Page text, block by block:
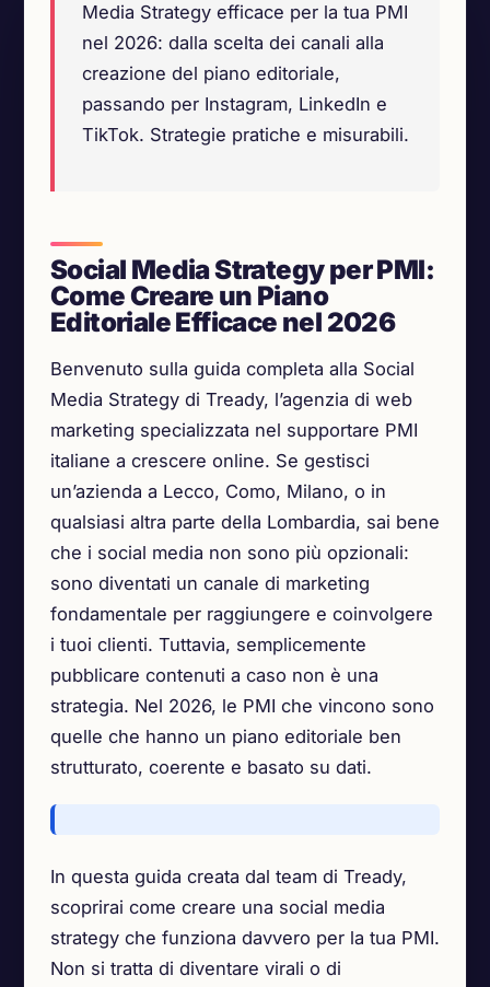
Media Strategy efficace per la tua PMI
nel 2026: dalla scelta dei canali alla
creazione del piano editoriale,
passando per Instagram, LinkedIn e
TikTok. Strategie pratiche e misurabili.
Social Media Strategy per PMI:
Come Creare un Piano
Editoriale Efficace nel 2026
Benvenuto sulla guida completa alla Social
Media Strategy di Tready, l’agenzia di web
marketing specializzata nel supportare PMI
italiane a crescere online. Se gestisci
un’azienda a Lecco, Como, Milano, o in
qualsiasi altra parte della Lombardia, sai bene
che i social media non sono più opzionali:
sono diventati un canale di marketing
fondamentale per raggiungere e coinvolgere
i tuoi clienti. Tuttavia, semplicemente
pubblicare contenuti a caso non è una
strategia. Nel 2026, le PMI che vincono sono
quelle che hanno un piano editoriale ben
strutturato, coerente e basato su dati.
In questa guida creata dal team di Tready,
scoprirai come creare una social media
strategy che funziona davvero per la tua PMI.
Non si tratta di diventare virali o di